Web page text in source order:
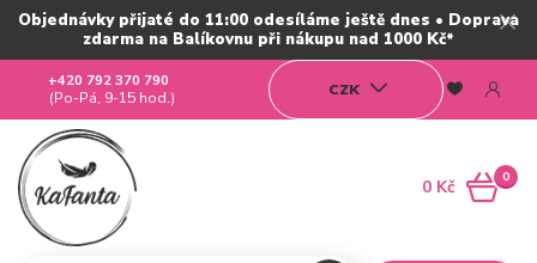
Objednávky přijaté do 11:00 odesíláme ještě dnes • Doprava
zdarma na Balíkovnu při nákupu nad 1000 Kč*
CZK
+420 792 370 790
(Po-Pá, 9-15 hod.)
0
0 Kč